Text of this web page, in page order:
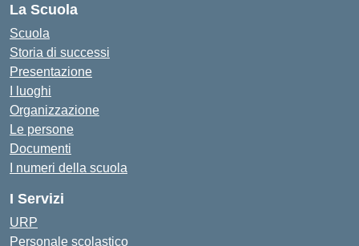
La Scuola
Scuola
Storia di successi
Presentazione
I luoghi
Organizzazione
Le persone
Documenti
I numeri della scuola
I Servizi
URP
Personale scolastico